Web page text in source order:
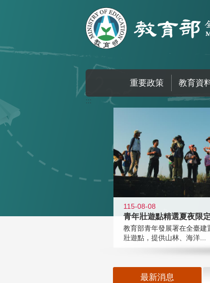
重要政策 教育資
:::
115-08-08
教育部青年發展署在全臺建
壯遊點，提供山林、海洋...
最新消息